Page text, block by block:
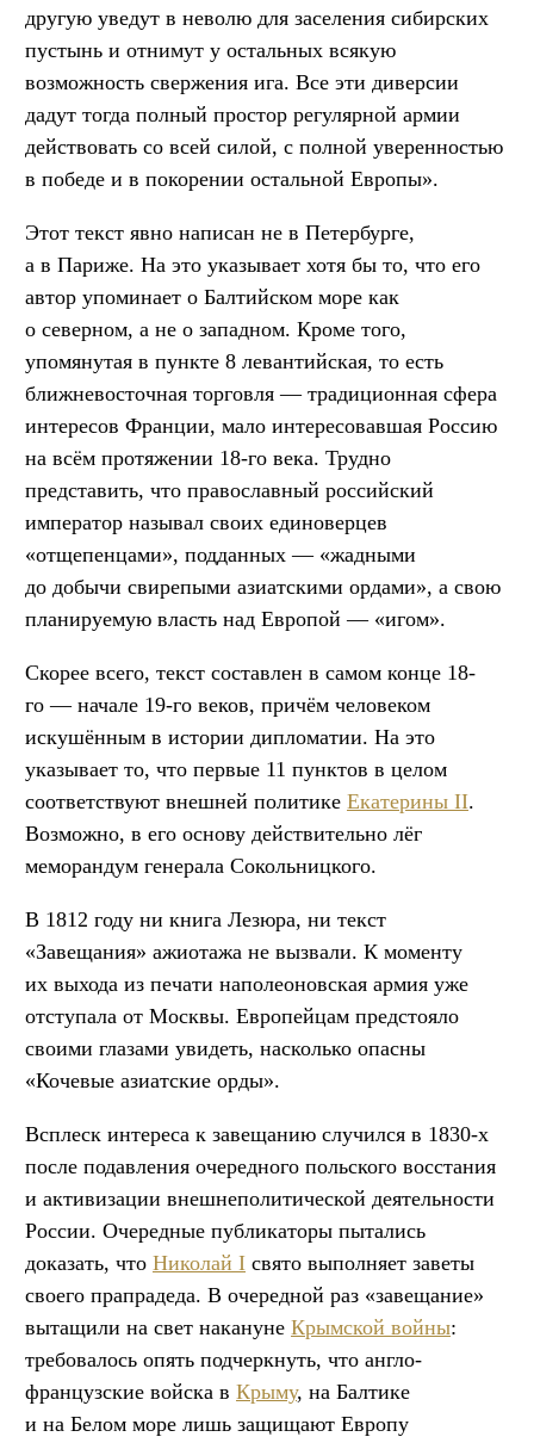
другую уведут в неволю для заселения сибирских
пустынь и отнимут у остальных всякую
возможность свержения ига. Все эти диверсии
дадут тогда полный простор регулярной армии
действовать со всей силой, с полной уверенностью
в победе и в покорении остальной Европы».
Этот текст явно написан не в Петербурге,
а в Париже. На это указывает хотя бы то, что его
автор упоминает о Балтийском море как
о северном, а не о западном. Кроме того,
упомянутая в пункте 8 левантийская, то есть
ближневосточная торговля — традиционная сфера
интересов Франции, мало интересовавшая Россию
на всём протяжении 18-го века. Трудно
представить, что православный российский
император называл своих единоверцев
«отщепенцами», подданных — «жадными
до добычи свирепыми азиатскими ордами», а свою
планируемую власть над Европой — «игом».
Скорее всего, текст составлен в самом конце 18-
го — начале 19-го веков, причём человеком
искушённым в истории дипломатии. На это
указывает то, что первые 11 пунктов в целом
соответствуют внешней политике Екатерины II.
Возможно, в его основу действительно лёг
меморандум генерала Сокольницкого.
В 1812 году ни книга Лезюра, ни текст
«Завещания» ажиотажа не вызвали. К моменту
их выхода из печати наполеоновская армия уже
отступала от Москвы. Европейцам предстояло
своими глазами увидеть, насколько опасны
«Кочевые азиатские орды».
Всплеск интереса к завещанию случился в 1830-х
после подавления очередного польского восстания
и активизации внешнеполитической деятельности
России. Очередные публикаторы пытались
доказать, что Николай I свято выполняет заветы
своего прапрадеда. В очередной раз «завещание»
вытащили на свет накануне Крымской войны:
требовалось опять подчеркнуть, что англо-
французские войска в Крыму, на Балтике
и на Белом море лишь защищают Европу